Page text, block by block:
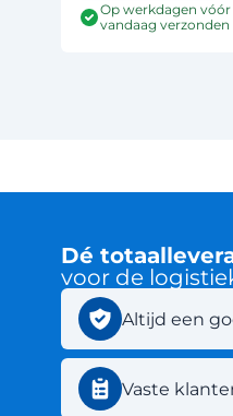
Op werkdagen vóór
vandaag verzonden
Dé
voor de
Altijd een
Vaste